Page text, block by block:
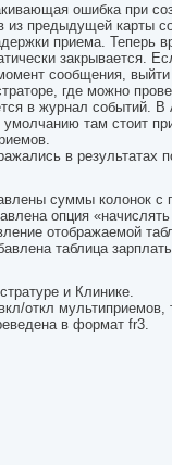
ошибка при
из предыдущей карты
приема.
закрывается.
сообщения,
где можно
в журнал событий.
умолчанию там стоит
в результатах
суммы колонок
опция
отображаемой
таблица
и Клинике.
откл
в формат fr3.